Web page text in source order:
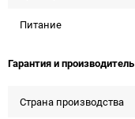
Питание
Гарантия и производитель
Страна производства